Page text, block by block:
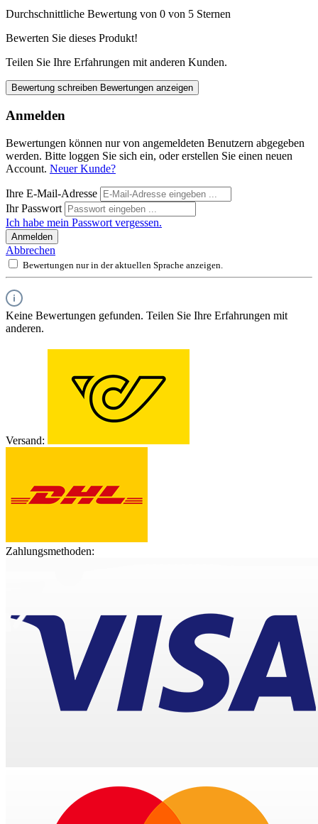
Durchschnittliche Bewertung von 0 von 5 Sternen
Bewerten Sie dieses Produkt!
Teilen Sie Ihre Erfahrungen mit anderen Kunden.
Bewertung schreiben Bewertungen anzeigen
Anmelden
Bewertungen können nur von angemeldeten Benutzern abgegeben
werden. Bitte loggen Sie sich ein, oder erstellen Sie einen neuen
Account. Neuer Kunde?
Ihre E-Mail-Adresse
Ihr Passwort
Ich habe mein Passwort vergessen.
Anmelden
Abbrechen
Bewertungen nur in der aktuellen Sprache anzeigen.
Keine Bewertungen gefunden. Teilen Sie Ihre Erfahrungen mit
anderen.
Versand:
Zahlungsmethoden: